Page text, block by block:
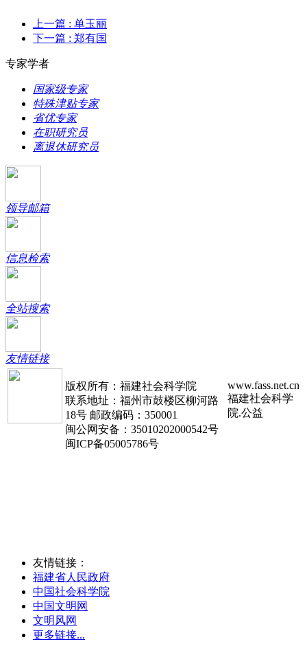
上一篇 : 单玉丽
下一篇 : 郑有国
专家学者
国家级专家
特殊津贴专家
省优专家
在职研究员
离退休研究员
领导邮箱
信息检索
全站搜索
友情链接
版权所有：福建社会科学院
联系地址：福州市鼓楼区柳河路
18号 邮政编码：350001
闽公网安备：35010202000542号
闽ICP备05005786号
www.fass.net.cn
福建社会科学
院.公益
友情链接：
福建省人民政府
中国社会科学院
中国文明网
文明风网
更多链接...